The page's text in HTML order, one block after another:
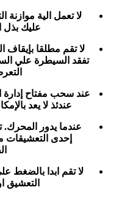
لا تعمل الية
عليك بذل
لا تقم مطلقا
تفقد السيطرة علي
عند سحب مفتاح إدارة
عندئذ لا يعد
عندما يدور المحرك.
إحدى التعشيقات
لا تقم ابدا بالضغط
التعشيق